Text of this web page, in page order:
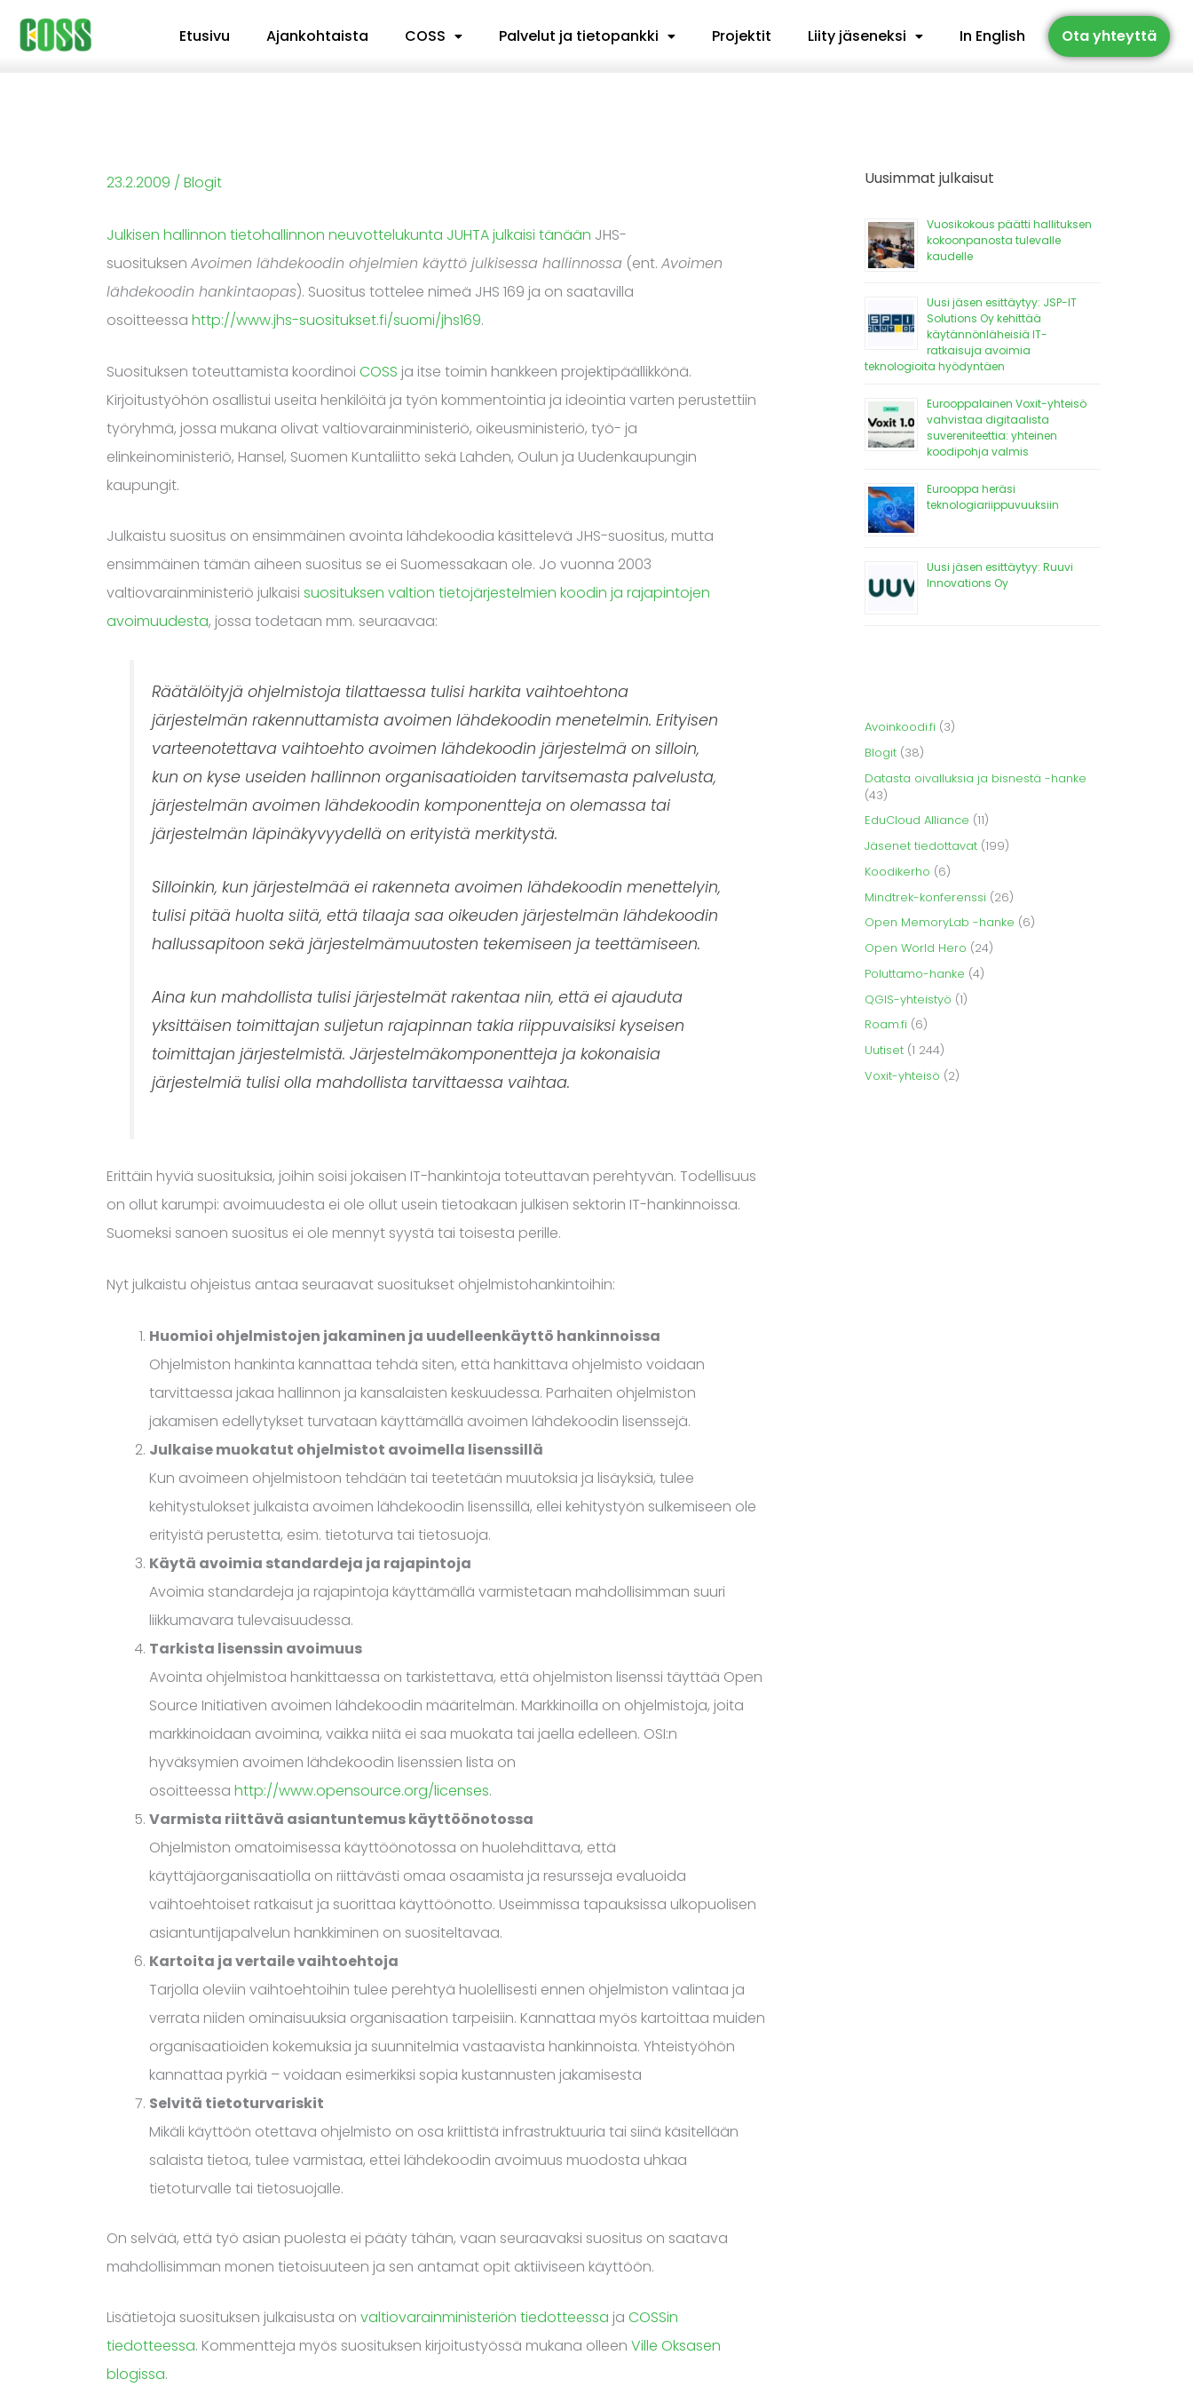
Siirry
sisältöön
Etusivu Ajankohtaista COSS Palvelut ja tietopankki Projektit Liity jäseneksi In English Ota yhteyttä
23.2.2009 / Blogit
Julkisen hallinnon tietohallinnon neuvottelukunta JUHTAjulkaisi tänään JHS-
suosituksen Avoimen lähdekoodin ohjelmien käyttö julkisessa hallinnossa (ent. Avoimen
lähdekoodin hankintaopas). Suositus tottelee nimeä JHS 169 ja on saatavilla
osoitteessa http://www.jhs-suositukset.fi/suomi/jhs169.
Suosituksen toteuttamista koordinoi COSS ja itse toimin hankkeen projektipäällikkönä.
Kirjoitustyöhön osallistui useita henkilöitä ja työn kommentointia ja ideointia varten perustettiin
työryhmä, jossa mukana olivat valtiovarainministeriö, oikeusministeriö, työ- ja
elinkeinoministeriö, Hansel, Suomen Kuntaliitto sekä Lahden, Oulun ja Uudenkaupungin
kaupungit.
Julkaistu suositus on ensimmäinen avointa lähdekoodia käsittelevä JHS-suositus, mutta
ensimmäinen tämän aiheen suositus se ei Suomessakaan ole. Jo vuonna 2003
valtiovarainministeriö julkaisi suosituksen valtion tietojärjestelmien koodin ja rajapintojen
avoimuudesta, jossa todetaan mm. seuraavaa:
Räätälöityjä ohjelmistoja tilattaessa tulisi harkita vaihtoehtona
järjestelmän rakennuttamista avoimen lähdekoodin menetelmin. Erityisen
varteenotettava vaihtoehto avoimen lähdekoodin järjestelmä on silloin,
kun on kyse useiden hallinnon organisaatioiden tarvitsemasta palvelusta,
järjestelmän avoimen lähdekoodin komponentteja on olemassa tai
järjestelmän läpinäkyvyydellä on erityistä merkitystä.
Silloinkin, kun järjestelmää ei rakenneta avoimen lähdekoodin menettelyin,
tulisi pitää huolta siitä, että tilaaja saa oikeuden järjestelmän lähdekoodin
hallussapitoon sekä järjestelmämuutosten tekemiseen ja teettämiseen.
Aina kun mahdollista tulisi järjestelmät rakentaa niin, että ei ajauduta
yksittäisen toimittajan suljetun rajapinnan takia riippuvaisiksi kyseisen
toimittajan järjestelmistä. Järjestelmäkomponentteja ja kokonaisia
järjestelmiä tulisi olla mahdollista tarvittaessa vaihtaa.
Erittäin hyviä suosituksia, joihin soisi jokaisen IT-hankintoja toteuttavan perehtyvän. Todellisuus
on ollut karumpi: avoimuudesta ei ole ollut usein tietoakaan julkisen sektorin IT-hankinnoissa.
Suomeksi sanoen suositus ei ole mennyt syystä tai toisesta perille.
Nyt julkaistu ohjeistus antaa seuraavat suositukset ohjelmistohankintoihin:
Huomioi ohjelmistojen jakaminen ja uudelleenkäyttö hankinnoissa
Ohjelmiston hankinta kannattaa tehdä siten, että hankittava ohjelmisto voidaan
tarvittaessa jakaa hallinnon ja kansalaisten keskuudessa. Parhaiten ohjelmiston
jakamisen edellytykset turvataan käyttämällä avoimen lähdekoodin lisenssejä.
Julkaise muokatut ohjelmistot avoimella lisenssillä
Kun avoimeen ohjelmistoon tehdään tai teetetään muutoksia ja lisäyksiä, tulee
kehitystulokset julkaista avoimen lähdekoodin lisenssillä, ellei kehitystyön sulkemiseen ole
erityistä perustetta, esim. tietoturva tai tietosuoja.
Käytä avoimia standardeja ja rajapintoja
Avoimia standardeja ja rajapintoja käyttämällä varmistetaan mahdollisimman suuri
liikkumavara tulevaisuudessa.
Tarkista lisenssin avoimuus
Avointa ohjelmistoa hankittaessa on tarkistettava, että ohjelmiston lisenssi täyttää Open
Source Initiativen avoimen lähdekoodin määritelmän. Markkinoilla on ohjelmistoja, joita
markkinoidaan avoimina, vaikka niitä ei saa muokata tai jaella edelleen. OSI:n
hyväksymien avoimen lähdekoodin lisenssien lista on
osoitteessa http://www.opensource.org/licenses.
Varmista riittävä asiantuntemus käyttöönotossa
Ohjelmiston omatoimisessa käyttöönotossa on huolehdittava, että
käyttäjäorganisaatiolla on riittävästi omaa osaamista ja resursseja evaluoida
vaihtoehtoiset ratkaisut ja suorittaa käyttöönotto. Useimmissa tapauksissa ulkopuolisen
asiantuntijapalvelun hankkiminen on suositeltavaa.
Kartoita ja vertaile vaihtoehtoja
Tarjolla oleviin vaihtoehtoihin tulee perehtyä huolellisesti ennen ohjelmiston valintaa ja
verrata niiden ominaisuuksia organisaation tarpeisiin. Kannattaa myös kartoittaa muiden
organisaatioiden kokemuksia ja suunnitelmia vastaavista hankinnoista. Yhteistyöhön
kannattaa pyrkiä – voidaan esimerkiksi sopia kustannusten jakamisesta
Selvitä tietoturvariskit
Mikäli käyttöön otettava ohjelmisto on osa kriittistä infrastruktuuria tai siinä käsitellään
salaista tietoa, tulee varmistaa, ettei lähdekoodin avoimuus muodosta uhkaa
tietoturvalle tai tietosuojalle.
On selvää, että työ asian puolesta ei pääty tähän, vaan seuraavaksi suositus on saatava
mahdollisimman monen tietoisuuteen ja sen antamat opit aktiiviseen käyttöön.
Lisätietoja suosituksen julkaisusta on valtiovarainministeriön tiedotteessa ja COSSin
tiedotteessa. Kommentteja myös suosituksen kirjoitustyössä mukana olleen Ville Oksasen
blogissa.
Uusimmat julkaisut
Vuosikokous päätti hallituksen
kokoonpanosta tulevalle
kaudelle
Uusi jäsen esittäytyy: JSP-IT
Solutions Oy kehittää
käytännönläheisiä IT-
ratkaisuja avoimia
teknologioita hyödyntäen
Eurooppalainen Voxit-yhteisö
vahvistaa digitaalista
suvereniteettia: yhteinen
koodipohja valmis
Eurooppa heräsi
teknologiariippuvuuksiin
Uusi jäsen esittäytyy: Ruuvi
Innovations Oy
Avoinkoodi.fi (3)
Blogit (38)
Datasta oivalluksia ja bisnestä -hanke
(43)
EduCloud Alliance (11)
Jäsenet tiedottavat (199)
Koodikerho (6)
Mindtrek-konferenssi (26)
Open MemoryLab -hanke (6)
Open World Hero (24)
Poluttamo-hanke (4)
QGIS-yhteistyö (1)
Roam.fi (6)
Uutiset (1 244)
Voxit-yhteisö (2)